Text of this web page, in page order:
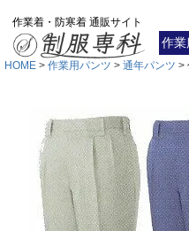
作業着・防寒着 通販サイト
作業
HOME 作業用パンツ 通年パンツ